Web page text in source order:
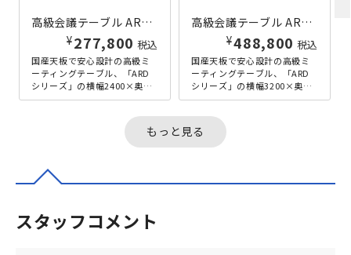
高級会議テーブル ARDシリーズ W2400×D1200×H720
¥277,800 税込
国産天板で安心設計の高級ミ
ーティングテーブル、「ARD
シリーズ」の横幅2400×奥行
1200mmタイプです。ミドル
高級会議テーブル ARDシリーズ W3200×D1200×H720
¥488,800 税込
国産天板で安心設計の高級ミ
ーティングテーブル、「ARD
シリーズ」の横幅3200×奥行
1200mmタイプです。ミドル
もっと見る
スタッフコメント